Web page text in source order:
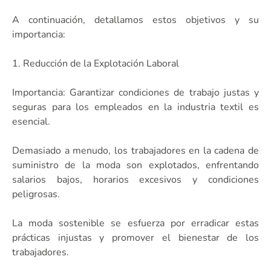
A continuación, detallamos estos objetivos y su
importancia:
1. Reducción de la Explotación Laboral
Importancia: Garantizar condiciones de trabajo justas y
seguras para los empleados en la industria textil es
esencial.
Demasiado a menudo, los trabajadores en la cadena de
suministro de la moda son explotados, enfrentando
salarios bajos, horarios excesivos y condiciones
peligrosas.
La moda sostenible se esfuerza por erradicar estas
prácticas injustas y promover el bienestar de los
trabajadores.